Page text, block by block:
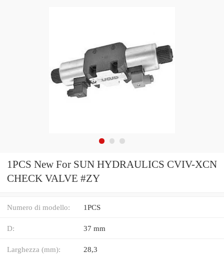
1PCS New For SUN HYDRAULICS CVIV-XCN
CHECK VALVE #ZY
Numero di modello: 1PCS
D: 37 mm
Larghezza (mm): 28,3